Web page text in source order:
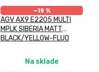
–19 %
AGV AX9 E2205 MULTI
MPLK SIBERIA MATT
BLACK/YELLOW-FLUO
Na sklade